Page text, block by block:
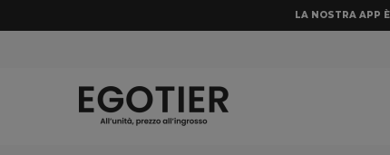
LA NOSTRA APP